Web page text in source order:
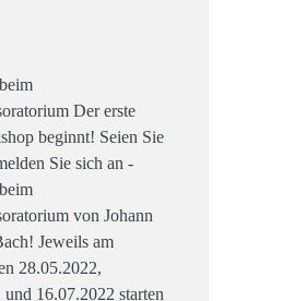
Der erste
beginnt! Seien Sie
Sie sich an -
von Johann
Jeweils am
28.05.2022,
und 16.07.2022 starten